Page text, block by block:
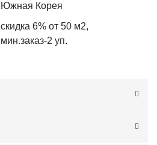
Южная Корея
скидка 6% от 50 м2,
мин.заказ-2 уп.